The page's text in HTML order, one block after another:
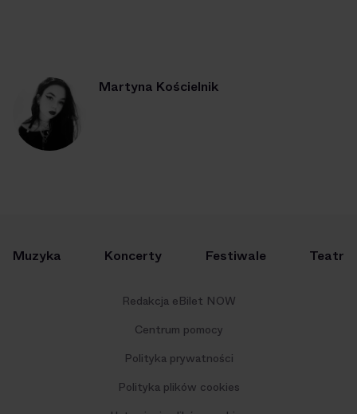
Martyna Kościelnik
Muzyka Koncerty Festiwale Teatr
Redakcja eBilet NOW
Centrum pomocy
Polityka prywatności
Polityka plików cookies